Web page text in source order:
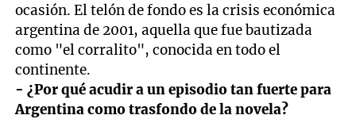
ocasión. El telón de fondo es la crisis económica
argentina de 2001, aquella que fue bautizada
como "el corralito", conocida en todo el
continente.
- ¿Por qué acudir a un episodio tan fuerte para
Argentina como trasfondo de la novela?